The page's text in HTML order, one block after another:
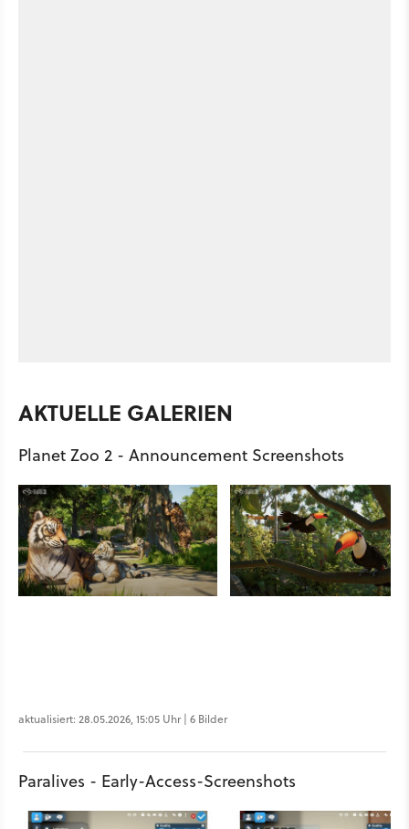
AKTUELLE GALERIEN
Planet Zoo 2 - Announcement Screenshots
aktualisiert: 28.05.2026, 15:05 Uhr | 6 Bilder
Paralives - Early-Access-Screenshots